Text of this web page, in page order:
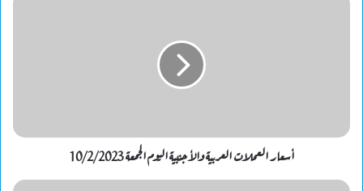
أسعار العملات العربية والأجنبية اليوم الجمعة 10/2/2023